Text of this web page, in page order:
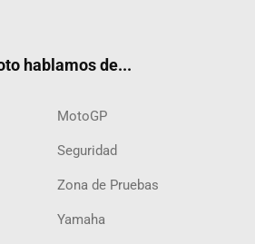
hablamos de...
MotoGP
Seguridad
Zona de Pruebas
Yamaha